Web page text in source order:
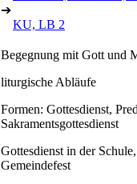
➔
KU, LB 2
Begegnung mit Gott und
liturgische Abläufe
Formen: Gottesdienst,
Sakramentsgottesdienst
Gottesdienst in der
Gemeindefest